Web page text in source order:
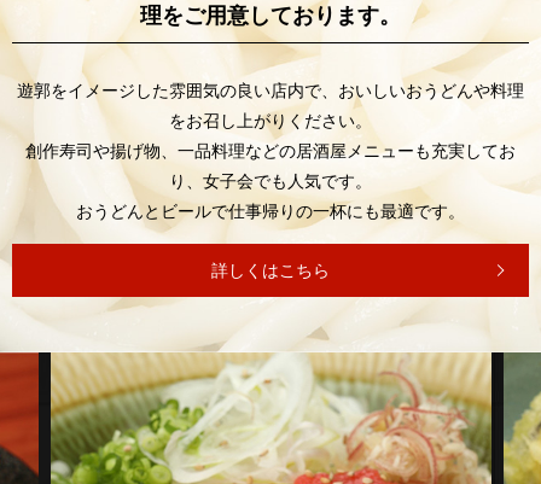
理をご用意しております。
遊郭をイメージした雰囲気の良い店内で、 おいしいおうどんや料理
をお召し上がりください。
創作寿司や揚げ物、一品料理などの居酒屋メニューも 充実してお
り、女子会でも人気です。
おうどんとビールで仕事帰りの一杯にも最適です。
詳しくはこちら